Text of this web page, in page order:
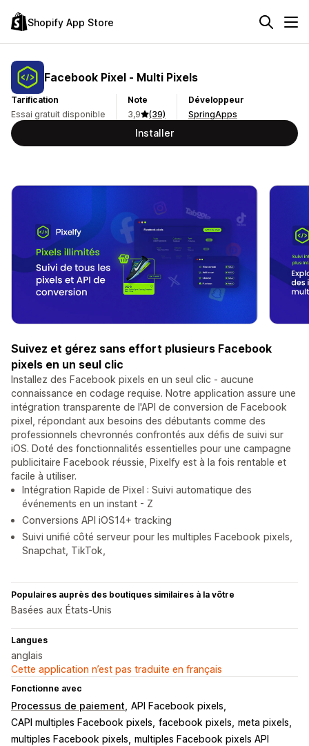
Shopify App Store
Facebook Pixel ‑ Multi Pixels
Tarification
Essai gratuit disponible
Note
3,9
(39)
Développeur
SpringApps
Installer
Suivez et gérez sans effort plusieurs Facebook
pixels en un seul clic
Installez des Facebook pixels en un seul clic - aucune
connaissance en codage requise. Notre application assure une
intégration transparente de l'API de conversion de Facebook
pixel, répondant aux besoins des débutants comme des
professionnels chevronnés confrontés aux défis de suivi sur
iOS. Doté des fonctionnalités essentielles pour une campagne
publicitaire Facebook réussie, Pixelfy est à la fois rentable et
facile à utiliser.
Intégration Rapide de Pixel : Suivi automatique des
événements en un instant - Z
Conversions API iOS14+ tracking
Suivi unifié côté serveur pour les multiples Facebook pixels,
Snapchat, TikTok,
Populaires auprès des boutiques similaires à la vôtre
Basées aux États-Unis
Langues
anglais
Cette application n’est pas traduite en français
Fonctionne avec
Processus de paiement API Facebook pixels
CAPI multiples Facebook pixels facebook pixels meta pixels
multiples Facebook pixels multiples Facebook pixels API